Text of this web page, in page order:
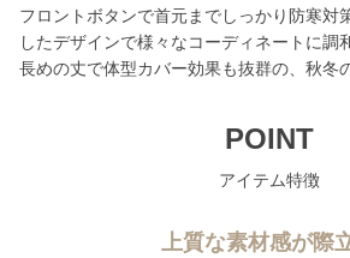
フロントボタンで首元までしっかり防寒対
したデザインで様々なコーディネートに調
長めの丈で体型カバー効果も抜群の、秋冬
POINT
アイテム特徴
上質な素材感が際